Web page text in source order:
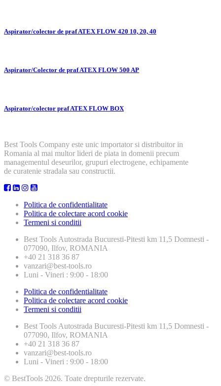
Aspirator/colector de praf ATEX FLOW 420 10, 20, 40
Aspirator/Colector de praf ATEX FLOW 500 AP
Aspirator/colector praf ATEX FLOW BOX
Best Tools Company este unic importator si distribuitor in
Romania al mai multor lideri de piata in domenii precum
managementul deseurilor, grupuri electrogene, echipamente
de curatenie stradala sau constructii.
Politica de confidentialitate
Politica de colectare acord cookie
Termeni si conditii
Best ToolsAutostrada Bucuresti-Pitesti km 11,5 Domnesti -
077090, Ilfov, ROMANIA
+40 21 318 36 87
vanzari@best-tools.ro
Luni - Vineri : 9:00 - 18:00
Politica de confidentialitate
Politica de colectare acord cookie
Termeni si conditii
Best ToolsAutostrada Bucuresti-Pitesti km 11,5 Domnesti -
077090, Ilfov, ROMANIA
+40 21 318 36 87
vanzari@best-tools.ro
Luni - Vineri : 9:00 - 18:00
© BestTools 2026. Toate drepturile rezervate.